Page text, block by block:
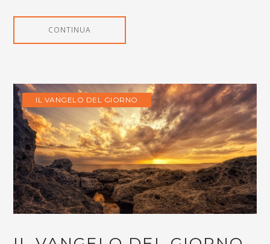
CONTINUA
IL VANGELO DEL GIORNO